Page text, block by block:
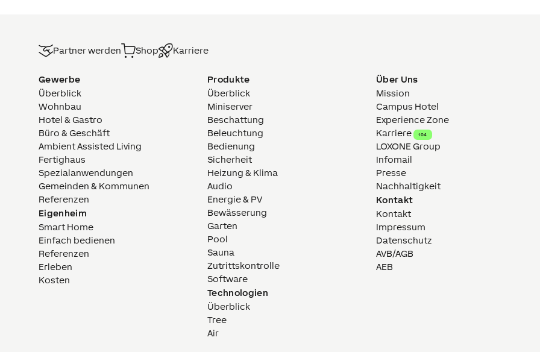
Partner werden Shop Karriere
Gewerbe
Überblick
Wohnbau
Hotel & Gastro
Büro & Geschäft
Ambient Assisted Living
Fertighaus
Spezialanwendungen
Gemeinden & Kommunen
Referenzen
Eigenheim
Smart Home
Einfach bedienen
Referenzen
Erleben
Kosten
Produkte
Überblick
Miniserver
Beschattung
Beleuchtung
Bedienung
Sicherheit
Heizung & Klima
Audio
Energie & PV
Bewässerung
Garten
Pool
Sauna
Zutrittskontrolle
Software
Technologien
Überblick
Tree
Air
Über Uns
Mission
Campus Hotel
Experience Zone
Karriere
104
LOXONE Group
Infomail
Presse
Nachhaltigkeit
Kontakt
Kontakt
Impressum
Datenschutz
AVB/AGB
AEB